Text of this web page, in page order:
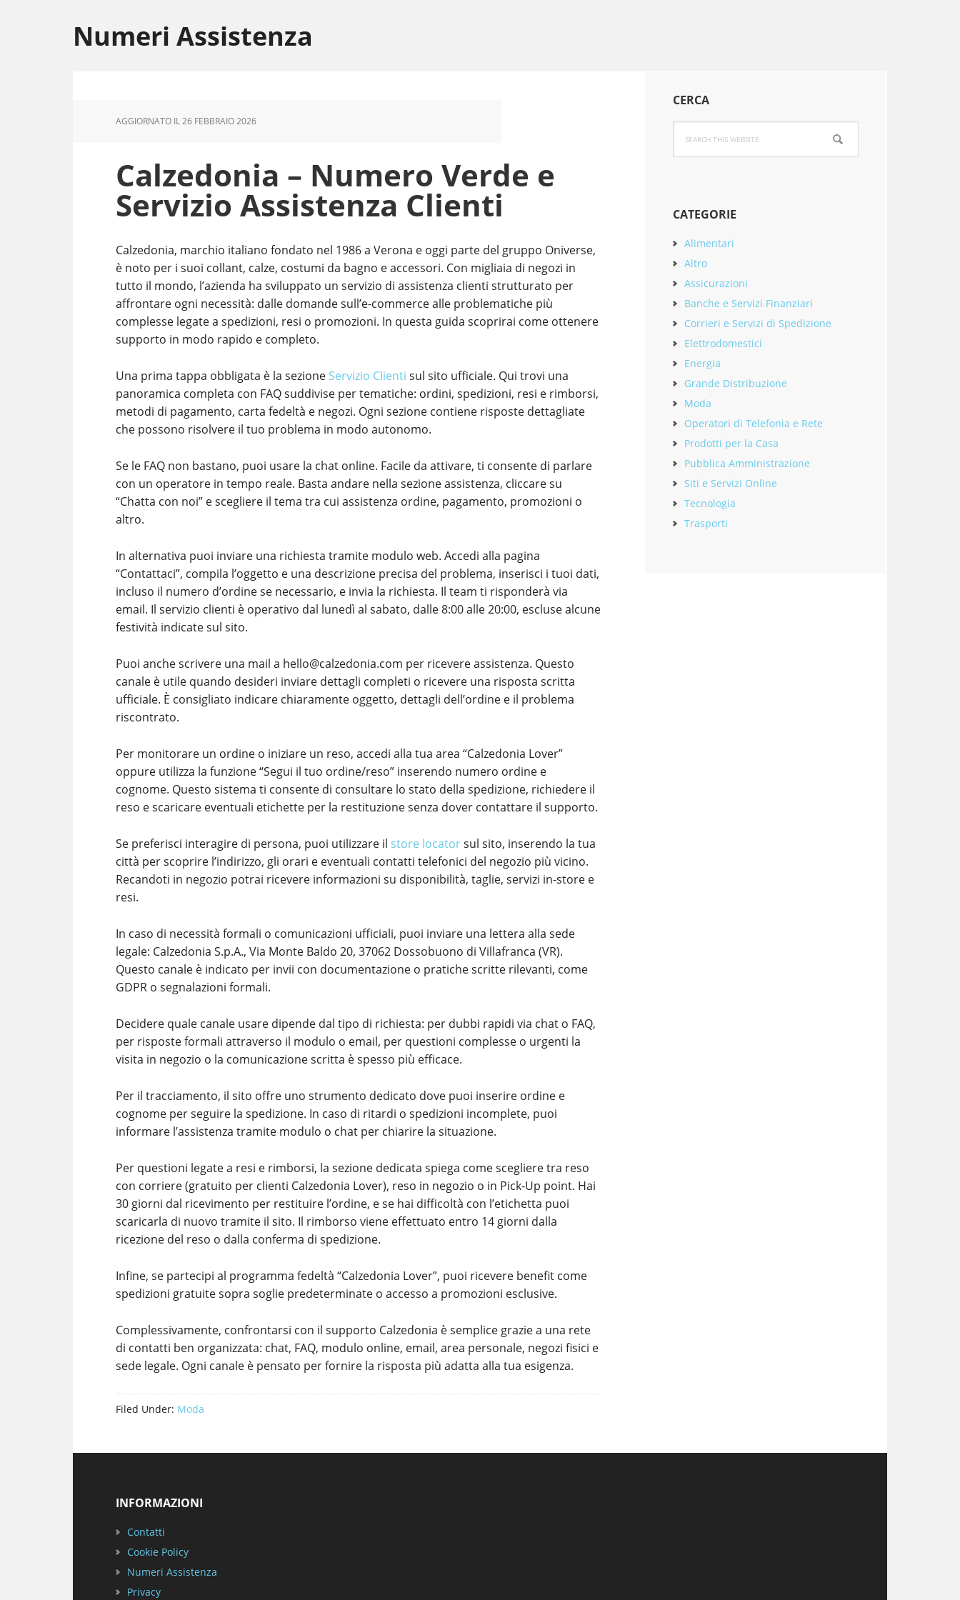
to
main
to
primary
to
footer
Numeri Assistenza
AGGIORNATO IL26 FEBBRAIO 2026
Calzedonia – Numero Verde e
Servizio Assistenza Clienti
Calzedonia, marchio italiano fondato nel 1986 a Verona e oggi parte del gruppo Oniverse,
è noto per i suoi collant, calze, costumi da bagno e accessori. Con migliaia di negozi in
tutto il mondo, l’azienda ha sviluppato un servizio di assistenza clienti strutturato per
affrontare ogni necessità: dalle domande sull’e-commerce alle problematiche più
complesse legate a spedizioni, resi o promozioni. In questa guida scoprirai come ottenere
supporto in modo rapido e completo.
Una prima tappa obbligata è la sezione Servizio Clienti sul sito ufficiale. Qui trovi una
panoramica completa con FAQ suddivise per tematiche: ordini, spedizioni, resi e rimborsi,
metodi di pagamento, carta fedeltà e negozi. Ogni sezione contiene risposte dettagliate
che possono risolvere il tuo problema in modo autonomo.
Se le FAQ non bastano, puoi usare la chat online. Facile da attivare, ti consente di parlare
con un operatore in tempo reale. Basta andare nella sezione assistenza, cliccare su
“Chatta con noi” e scegliere il tema tra cui assistenza ordine, pagamento, promozioni o
altro.
In alternativa puoi inviare una richiesta tramite modulo web. Accedi alla pagina
“Contattaci”, compila l’oggetto e una descrizione precisa del problema, inserisci i tuoi dati,
incluso il numero d’ordine se necessario, e invia la richiesta. Il team ti risponderà via
email. Il servizio clienti è operativo dal lunedì al sabato, dalle 8:00 alle 20:00, escluse alcune
festività indicate sul sito.
Puoi anche scrivere una mail a hello@calzedonia.com per ricevere assistenza. Questo
canale è utile quando desideri inviare dettagli completi o ricevere una risposta scritta
ufficiale. È consigliato indicare chiaramente oggetto, dettagli dell’ordine e il problema
riscontrato.
Per monitorare un ordine o iniziare un reso, accedi alla tua area “Calzedonia Lover”
oppure utilizza la funzione “Segui il tuo ordine/reso” inserendo numero ordine e
cognome. Questo sistema ti consente di consultare lo stato della spedizione, richiedere il
reso e scaricare eventuali etichette per la restituzione senza dover contattare il supporto.
Se preferisci interagire di persona, puoi utilizzare il store locatorsul sito, inserendo la tua
città per scoprire l’indirizzo, gli orari e eventuali contatti telefonici del negozio più vicino.
Recandoti in negozio potrai ricevere informazioni su disponibilità, taglie, servizi in-store e
resi.
In caso di necessità formali o comunicazioni ufficiali, puoi inviare una lettera alla sede
legale: Calzedonia S.p.A., Via Monte Baldo 20, 37062 Dossobuono di Villafranca (VR).
Questo canale è indicato per invii con documentazione o pratiche scritte rilevanti, come
GDPR o segnalazioni formali.
Decidere quale canale usare dipende dal tipo di richiesta: per dubbi rapidi via chat o FAQ,
per risposte formali attraverso il modulo o email, per questioni complesse o urgenti la
visita in negozio o la comunicazione scritta è spesso più efficace.
Per il tracciamento, il sito offre uno strumento dedicato dove puoi inserire ordine e
cognome per seguire la spedizione. In caso di ritardi o spedizioni incomplete, puoi
informare l’assistenza tramite modulo o chat per chiarire la situazione.
Per questioni legate a resi e rimborsi, la sezione dedicata spiega come scegliere tra reso
con corriere (gratuito per clienti Calzedonia Lover), reso in negozio o in Pick-Up point. Hai
30 giorni dal ricevimento per restituire l’ordine, e se hai difficoltà con l’etichetta puoi
scaricarla di nuovo tramite il sito. Il rimborso viene effettuato entro 14 giorni dalla
ricezione del reso o dalla conferma di spedizione.
Infine, se partecipi al programma fedeltà “Calzedonia Lover”, puoi ricevere benefit come
spedizioni gratuite sopra soglie predeterminate o accesso a promozioni esclusive.
Complessivamente, confrontarsi con il supporto Calzedonia è semplice grazie a una rete
di contatti ben organizzata: chat, FAQ, modulo online, email, area personale, negozi fisici e
sede legale. Ogni canale è pensato per fornire la risposta più adatta alla tua esigenza.
Filed Under: Moda
Primary
Sidebar
CERCA
this
website
CATEGORIE
Alimentari
Altro
Assicurazioni
Banche e Servizi Finanziari
Corrieri e Servizi di Spedizione
Elettrodomestici
Energia
Grande Distribuzione
Moda
Operatori di Telefonia e Rete
Prodotti per la Casa
Pubblica Amministrazione
Siti e Servizi Online
Tecnologia
Trasporti
INFORMAZIONI
Contatti
Cookie Policy
Numeri Assistenza
Privacy